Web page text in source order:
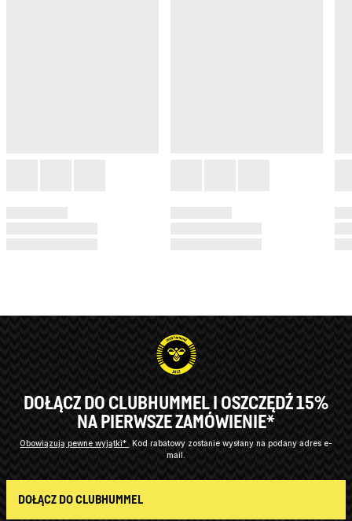
DOŁĄCZ DO CLUBHUMMEL I OSZCZĘDŹ 15%
NA PIERWSZE ZAMÓWIENIE*
Obowiązują pewne wyjątki* Kod rabatowy zostanie wysłany na podany adres e-
mail.
DOŁĄCZ DO CLUBHUMMEL